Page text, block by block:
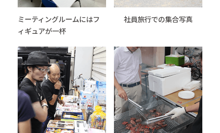
ミーティングルームにはフ
ィギュアが一杯
社員旅行での集合写真